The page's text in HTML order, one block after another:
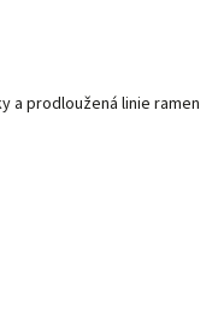
a prodloužená linie ramen